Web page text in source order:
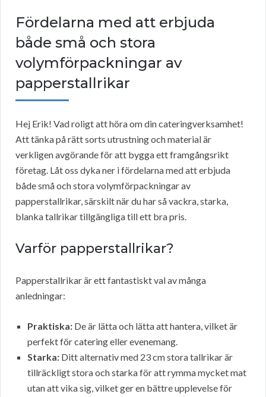
Fördelarna med att erbjuda
både små och stora
volymförpackningar av
papperstallrikar
Hej Erik! Vad roligt att höra om din cateringverksamhet!
Att tänka på rätt sorts utrustning och material är
verkligen avgörande för att bygga ett framgångsrikt
företag. Låt oss dyka ner i fördelarna med att erbjuda
både små och stora volymförpackningar av
papperstallrikar, särskilt när du har så vackra, starka,
blanka tallrikar tillgängliga till ett bra pris.
Varför papperstallrikar?
Papperstallrikar är ett fantastiskt val av många
anledningar:
Praktiska: De är lätta och lätta att hantera, vilket är
perfekt för catering eller evenemang.
Starka: Ditt alternativ med 23 cm stora tallrikar är
tillräckligt stora och starka för att rymma mycket mat
utan att vika sig, vilket ger en bättre upplevelse för